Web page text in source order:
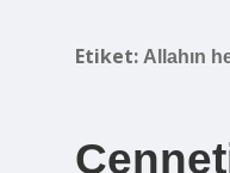
Etiket: Allahın